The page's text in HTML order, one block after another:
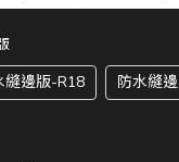
縫邊版-R18 防水縫